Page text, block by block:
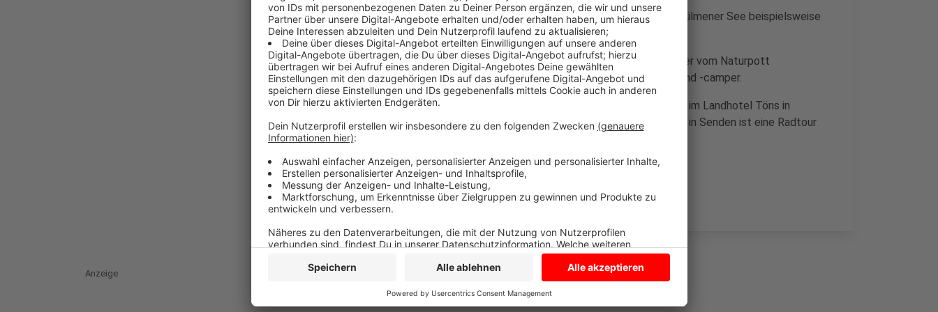
Die Campingplätze sind bereits gut besucht. Der Campingplatz Dülmener See beispielsweise
ist an den Osterfeiertagen voll.
Der Trend zu Urlaub mit dem Wohnmobil hält an, sagt der Betreiber vom Naturpott
Borkenberge bei Seppenrade. Er begrüßt viele Neucamperinnen und -camper.
Viele Menschen, die mit dem E-Bike unterwegs sind, übernachten im Landhotel Töns in
Merfeld. Bei den Urlaubsgästen des Hofhotels Grothues Potthof in Senden ist eine Radtour
Anzeige
Anzeige